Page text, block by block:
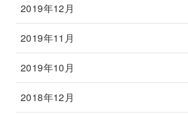
2019年12月
2019年11月
2019年10月
2018年12月